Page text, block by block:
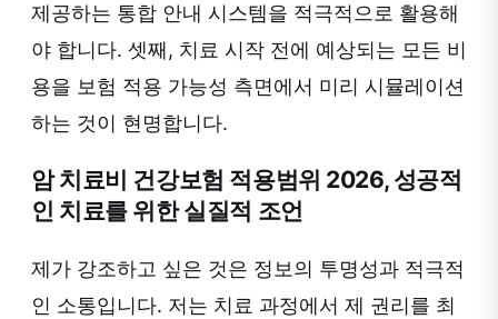
제공하는 통합 안내 시스템을 적극적으로 활용해
야 합니다. 셋째, 치료 시작 전에 예상되는 모든 비
용을 보험 적용 가능성 측면에서 미리 시뮬레이션
하는 것이 현명합니다.
암 치료비 건강보험 적용범위 2026, 성공적
인 치료를 위한 실질적 조언
제가 강조하고 싶은 것은 정보의 투명성과 적극적
인 소통입니다. 저는 치료 과정에서 제 권리를 최